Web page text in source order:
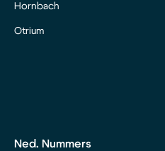
Hornbach
Otrium
Ned. Nummers